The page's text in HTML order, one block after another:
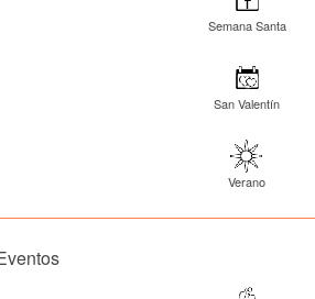
Semana Santa
San Valentín
Verano